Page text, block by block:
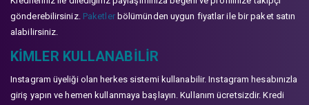
gönderebilirsiniz. Paketlerbölümünden uygun fiyatlar ile bir paket satın
alabilirsiniz.
KIMLER KULLANABILIR
Instagram üyeliği olan herkes sistemi kullanabilir. Instagram hesabınızla
giriş yapın ve hemen kullanmaya başlayın. Kullanım ücretsizdir. Kredi